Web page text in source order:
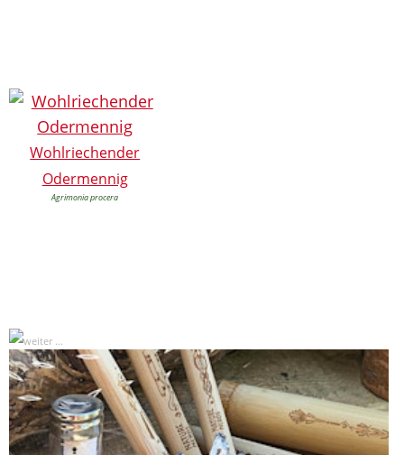
Wohlriechender
Odermennig
Agrimonia procera